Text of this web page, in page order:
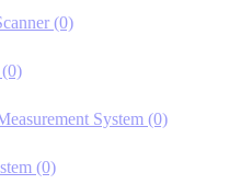
(0)
(0)
System (0)
(0)